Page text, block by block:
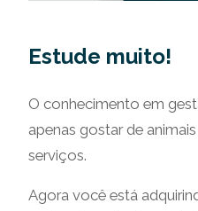
Estude muito!
O conhecimento em
apenas gostar de
serviços.
Agora você está